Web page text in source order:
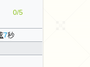
0/5
7秒